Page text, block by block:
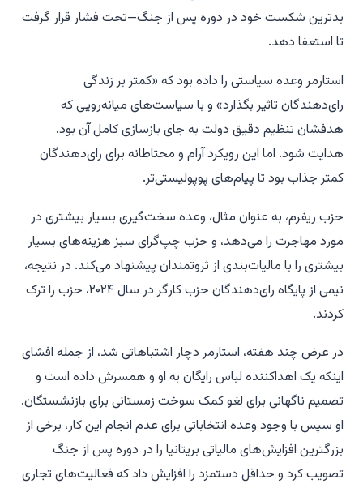
بدترین شکست خود در دوره پس از جنگ—تحت فشار قرار گرفت
تا استعفا دهد.
استارمر وعده سیاستی را داده بود که «کمتر بر زندگی
رای‌دهندگان تاثیر بگذارد» و با سیاست‌های میانه‌رویی که
هدفشان تنظیم دقیق دولت به جای بازسازی کامل آن بود،
هدایت شود. اما این رویکرد آرام و محتاطانه برای رای‌دهندگان
کمتر جذاب بود تا پیام‌های پوپولیستی‌تر.
حزب ریفرم، به عنوان مثال، وعده سخت‌گیری بسیار بیشتری در
مورد مهاجرت را می‌دهد، و حزب چپ‌گرای سبز هزینه‌های بسیار
بیشتری را با مالیات‌بندی از ثروتمندان پیشنهاد می‌کند. در نتیجه،
نیمی از پایگاه رای‌دهندگان حزب کارگر در سال ۲۰۲۴، حزب را ترک
کردند.
در عرض چند هفته، استارمر دچار اشتباهاتی شد، از جمله افشای
اینکه یک اهداکننده لباس رایگان به او و همسرش داده است و
تصمیم ناگهانی برای لغو کمک سوخت زمستانی برای بازنشستگان.
او سپس با وجود وعده انتخاباتی برای عدم انجام این کار، برخی از
بزرگترین افزایش‌های مالیاتی بریتانیا را در دوره پس از جنگ
تصویب کرد و حداقل دستمزد را افزایش داد که فعالیت‌های تجاری